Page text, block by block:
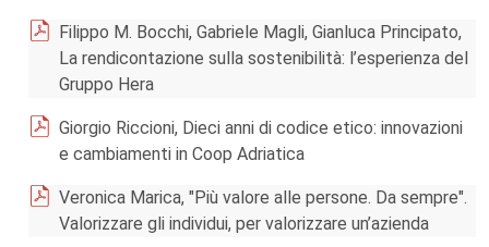
Filippo M. Bocchi, Gabriele Magli, Gianluca Principato,
La rendicontazione sulla sostenibilità: l’esperienza del
Gruppo Hera
Giorgio Riccioni, Dieci anni di codice etico: innovazioni
e cambiamenti in Coop Adriatica
Veronica Marica, "Più valore alle persone. Da sempre".
Valorizzare gli individui, per valorizzare un’azienda